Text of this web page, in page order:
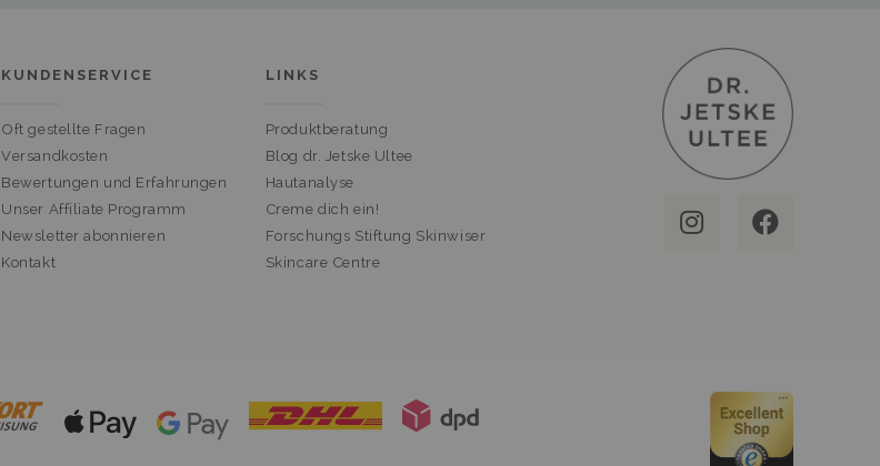
KUNDENSERVICE
Oft gestellte Fragen
Versandkosten
Bewertungen und Erfahrungen
Unser Affiliate Programm
Newsletter abonnieren
Kontakt
LINKS
Produktberatung
Blog dr. Jetske Ultee
Hautanalyse
Creme dich ein!
Forschungs Stiftung Skinwiser
Skincare Centre